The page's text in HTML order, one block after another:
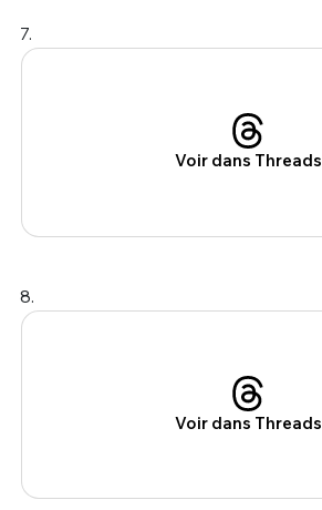
7.
Voir dans Threads
8.
Voir dans Threads